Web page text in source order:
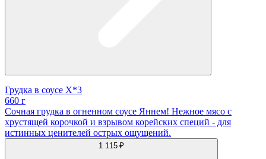
Грудка в соусе Х*3
660 г
Сочная грудка в огненном соусе Яннем! Нежное мясо с
хрустящей корочкой и взрывом корейских специй - для
истинных ценителей острых ощущений.
1 115 ₽